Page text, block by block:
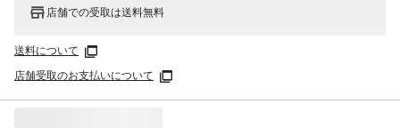
店舗での受取は送料無料
送料について
店舗受取のお支払いについて